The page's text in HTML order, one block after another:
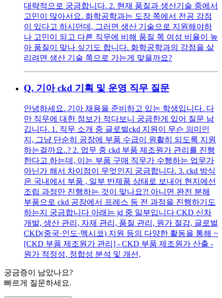
대략적으로 궁금합니다. 2. 현재 품질과 생산기술 중에서
고민이 많아서요. 화학공학과는 도장 쪽에서 전공 강점
이 있다고 하시던데, 그러면 생산 기술으로 지원해야하
나 고민이 되고 다른 직무에 비해 품질 쪽 여성 비율이 높
아 품질이 맞나 싶기도 합니다. 화학공학과의 강점을 살
리려면 생산 기술 쪽으로 가는게 맞을까요?
Q. 기아 ckd 기획 및 운영 직무 질문
안녕하세요. 기아 채용을 준비하고 있는 학생입니다. 다
만 직무에 대한 정보가 적다보니 궁금한게 있어 질문 남
깁니다. 1. 직무 소개 중 글로벌ckd 지원이 무슨 의미인
지, 그냥 단순히 공장에 부품 수급이 원활히 되도록 지원
하는걸까요..? 2. 업무 중 ckd 부품 제조원가 관리를 진행
한다고 하는데, 이는 부품 구매 직무가 수행하는 업무가
아닌가 해서 차이점이 무엇인지 궁금합니다. 3. ckd 방식
은 국내에서 부품 , 일부 반제품 상태로 보내어 현지에선
조립 과정만 진행하는 것이 맞나요?! 아니면 완전 분해
부품으로 ckd 공장에서 프레스 등 전 과정을 진행하기도
하는지 궁금합니다 아래는 jd 중 일부입니다 CKD 신차
개발, 생산 관리, 자재 관리, 품질 관리, 원가 절감, 글로벌
CKD(중국·인도·멕시코) 지원 등의 다양한 활동을 통해 ~
[CKD 부품 제조원가 관리] - CKD 부품 제조원가 산출 -
원가 적정성, 정합성 분석 및 개선,
궁금증이 남았나요?
빠르게 질문하세요.